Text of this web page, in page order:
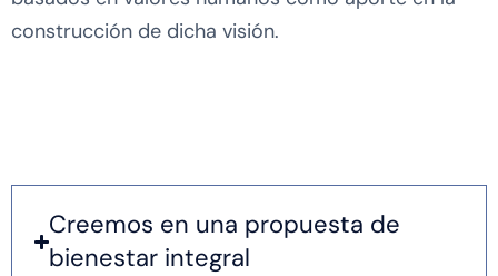
construcción de dicha visión.
Creemos en una propuesta de
bienestar integral